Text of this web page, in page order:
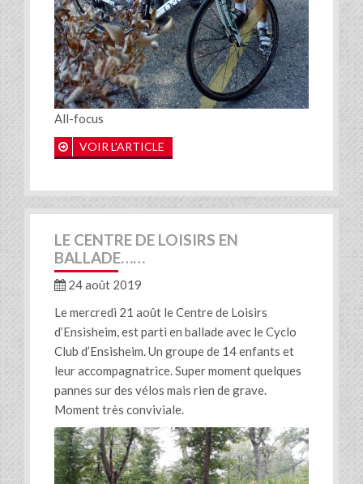
All-focus
VOIR L'ARTICLE
LE CENTRE DE LOISIRS EN
BALLADE……
24 août 2019
Le mercredi 21 août le Centre de Loisirs
d’Ensisheim, est parti en ballade avec le Cyclo
Club d’Ensisheim. Un groupe de 14 enfants et
leur accompagnatrice. Super moment quelques
pannes sur des vélos mais rien de grave.
Moment très conviviale.